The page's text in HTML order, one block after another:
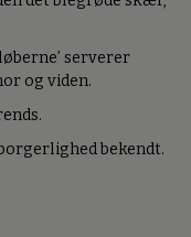
serverer
og viden.
bekendt.